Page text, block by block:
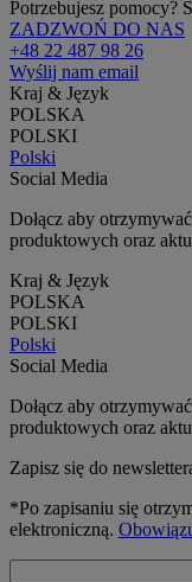
Potrzebujesz pomocy?
ZADZWOŃ DO NAS
+48 22 487 98 26
Wyślij nam email
Kraj & Język
POLSKA
POLSKI
Polski
Social Media
Dołącz aby
produktowych oraz
Kraj & Język
POLSKA
POLSKI
Polski
Social Media
Dołącz aby
produktowych oraz
Zapisz się do
*Po zapisaniu się
elektroniczną.